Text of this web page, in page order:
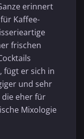
erinnert
Kaffee-
frischen
fügt er sich in
und sehr
eher für
Mixologie